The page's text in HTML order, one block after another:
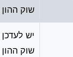
שוק ההון 2025
יש
שוק ההון 2025